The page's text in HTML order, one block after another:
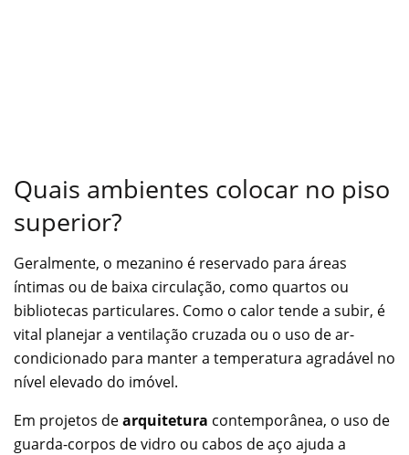
Quais ambientes colocar no piso
superior?
Geralmente, o mezanino é reservado para áreas
íntimas ou de baixa circulação, como quartos ou
bibliotecas particulares. Como o calor tende a subir, é
vital planejar a ventilação cruzada ou o uso de ar-
condicionado para manter a temperatura agradável no
nível elevado do imóvel.
Em projetos dearquitetura contemporânea, o uso de
guarda-corpos de vidro ou cabos de aço ajuda a